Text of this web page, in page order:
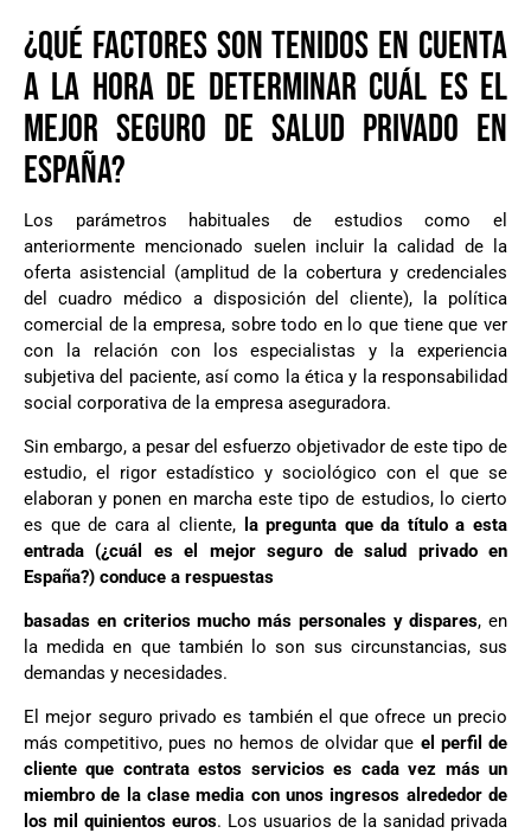
¿QUÉ FACTORES SON TENIDOS EN CUENTA
A LA HORA DE DETERMINAR CUÁL ES EL
MEJOR SEGURO DE SALUD PRIVADO EN
ESPAÑA?
Los parámetros habituales de estudios como el
anteriormente mencionado suelen incluir la calidad de la
oferta asistencial (amplitud de la cobertura y credenciales
del cuadro médico a disposición del cliente), la política
comercial de la empresa, sobre todo en lo que tiene que ver
con la relación con los especialistas y la experiencia
subjetiva del paciente, así como la ética y la responsabilidad
social corporativa de la empresa aseguradora.
Sin embargo, a pesar del esfuerzo objetivador de este tipo de
estudio, el rigor estadístico y sociológico con el que se
elaboran y ponen en marcha este tipo de estudios, lo cierto
es que de cara al cliente,
la pregunta que da título a esta
entrada (¿cuál es el mejor seguro de salud privado en
España?) conduce a respuestas
basadas en criterios mucho más personales y dispares, en
la medida en que también lo son sus circunstancias, sus
demandas y necesidades.
El mejor seguro privado es también el que ofrece un precio
más competitivo, pues no hemos de olvidar que el perfil de
cliente que contrata estos servicios es cada vez más un
miembro de la clase media con unos ingresos alrededor de
los mil quinientos euros. Los usuarios de la sanidad privada